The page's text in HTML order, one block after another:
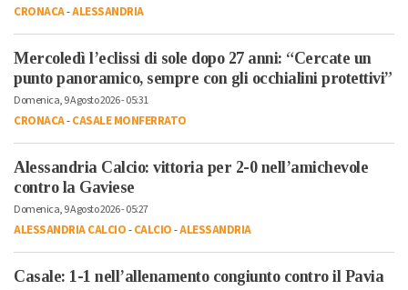
CRONACA-ALESSANDRIA
Mercoledì l’eclissi di sole dopo 27 anni: “Cercate un
punto panoramico, sempre con gli occhialini protettivi”
Domenica, 9 Agosto 2026 - 05:31
CRONACA-CASALE MONFERRATO
Alessandria Calcio: vittoria per 2-0 nell’amichevole
contro la Gaviese
Domenica, 9 Agosto 2026 - 05:27
ALESSANDRIA CALCIO-CALCIO-ALESSANDRIA
Casale: 1-1 nell’allenamento congiunto contro il Pavia